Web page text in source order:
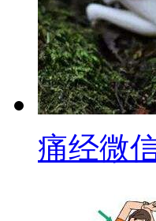
痛经微